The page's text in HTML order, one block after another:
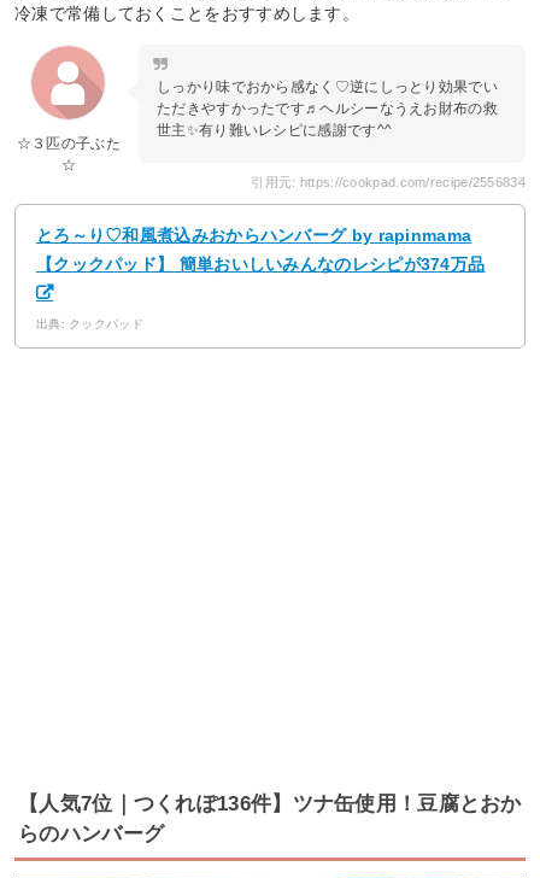
冷凍で常備しておくことをおすすめします。
☆３匹の子ぶた
☆
しっかり味でおから感なく♡逆にしっとり効果でい
ただきやすかったです♬ヘルシーなうえお財布の救
世主✨有り難いレシピに感謝です^^
引用元: https://cookpad.com/recipe/2556834
とろ～り♡和風煮込みおからハンバーグ by rapinmama
【クックパッド】 簡単おいしいみんなのレシピが374万品
出典: クックパッド
【人気7位｜つくれぽ136件】ツナ缶使用！豆腐とおか
らのハンバーグ